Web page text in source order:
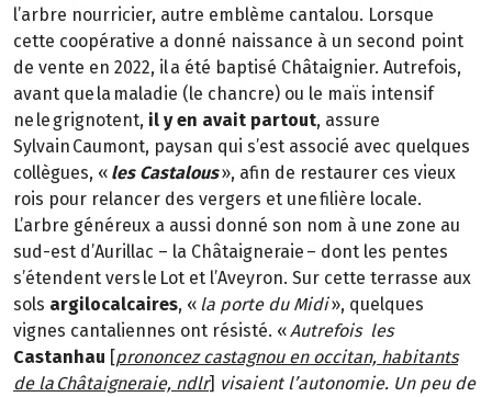
l’arbre nourricier, autre emblème cantalou. Lorsque
cette coopérative a donné naissance à un second point
de vente en 2022, il a été baptisé Châtaignier. Autrefois,
avant que la maladie (le chancre) ou le maïs intensif
ne le grignotent, il y en avait partout, assure
Sylvain Caumont, paysan qui s’est associé avec quelques
collègues, « les Castalous», afin de restaurer ces vieux
rois pour relancer des vergers et une filière locale.
L’arbre généreux a aussi donné son nom à une zone au
sud-est d’Aurillac – la Châtaigneraie – dont les pentes
s’étendent vers le Lot et l’Aveyron. Sur cette terrasse aux
sols argilocalcaires, « la porte du Midi», quelques
vignes cantaliennes ont résisté. «Autrefois les
Castanhau [prononcez castagnou en occitan, habitants
de la Châtaigneraie, ndlr] visaient l’autonomie. Un peu de